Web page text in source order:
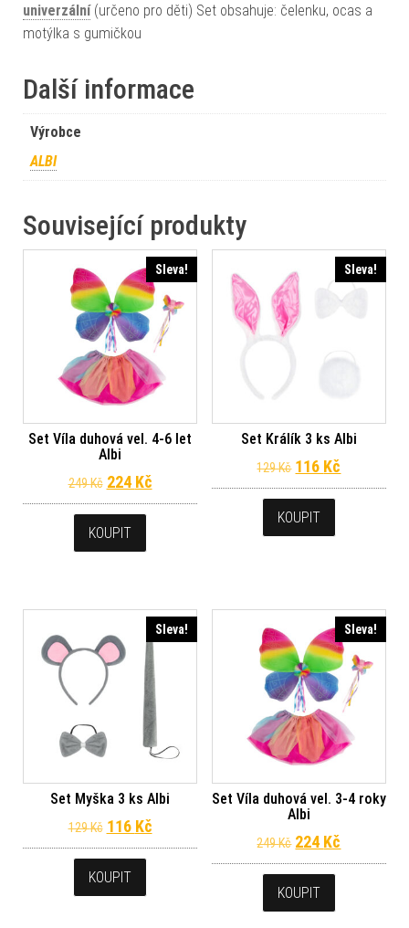
univerzální(určeno pro děti) Set obsahuje: čelenku, ocas a
motýlka s gumičkou
Další informace
Výrobce
ALBI
Související produkty
Sleva!
Set Víla duhová vel. 4-6 let
Albi
249Kč Původní cena byla: 249 Kč.
224 KčAktuální cena je: 224 Kč.
KOUPIT
Sleva!
Set Králík 3 ks Albi
129Kč Původní cena
116 Kč
KOUPIT
Sleva!
Set Myška 3 ks Albi
129Kč Původní cena byla: 129 Kč.
116 KčAktuální cena je: 116 Kč.
KOUPIT
Sleva!
Set Víla duhová vel. 3-4 roky
Albi
249Kč Původní cena
224 Kč
KOUPIT